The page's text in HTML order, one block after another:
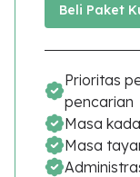
Beli Paket
Prioritas
pencarian
Masa
Masa